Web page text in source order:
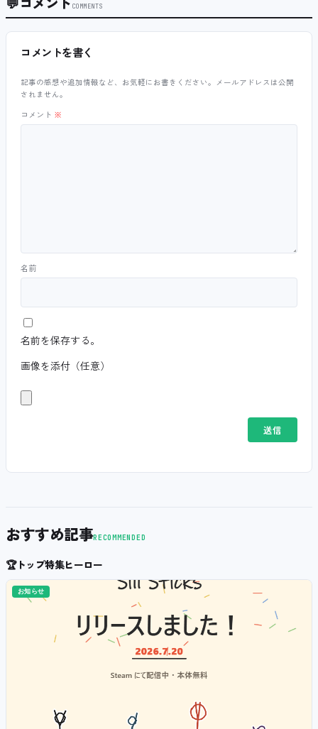
COMMENTS
コメントを書く
記事の感想や追加情報など、お気軽にお書きください。メールアドレスは公開
されません。
コメント ※
名前
名前を保存する。
画像を添付（任意）
おすすめ記事RECOMMENDED
🏆トップ特集ヒーロー
お知らせ